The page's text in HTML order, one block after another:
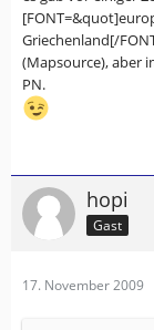
Griechenland[/
(Mapsource), aber
PN.
hopi
Gast
17. November 2009